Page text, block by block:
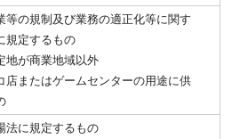
等の規制及び業務の適正化等に関す
規定するもの
地が商業地域以外
店またはゲームセンターの用途に供
法に規定するもの